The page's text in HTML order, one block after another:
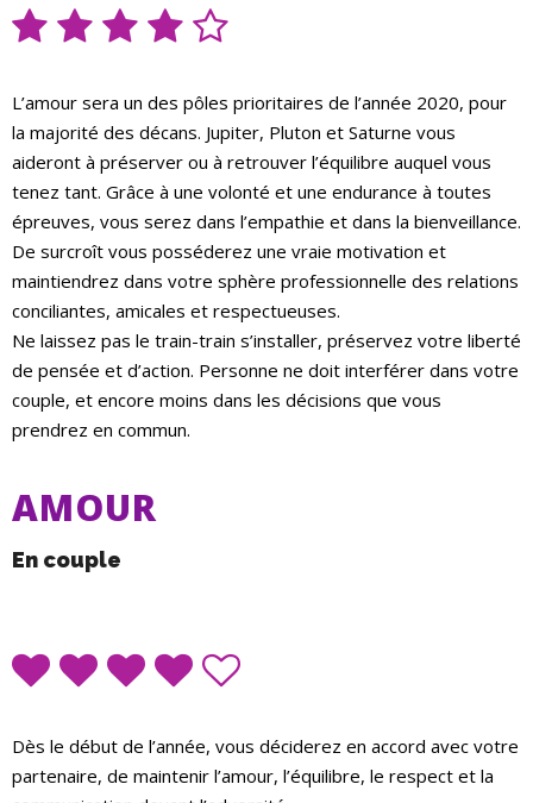
L’amour sera un des pôles prioritaires de l’année 2020, pour
la majorité des décans. Jupiter, Pluton et Saturne vous
aideront à préserver ou à retrouver l’équilibre auquel vous
tenez tant. Grâce à une volonté et une endurance à toutes
épreuves, vous serez dans l’empathie et dans la bienveillance.
De surcroît vous posséderez une vraie motivation et
maintiendrez dans votre sphère professionnelle des relations
conciliantes, amicales et respectueuses.
Ne laissez pas le train-train s’installer, préservez votre liberté
de pensée et d’action. Personne ne doit interférer dans votre
couple, et encore moins dans les décisions que vous
prendrez en commun.
AMOUR
En couple
Dès le début de l’année, vous déciderez en accord avec votre
partenaire, de maintenir l’amour, l’équilibre, le respect et la